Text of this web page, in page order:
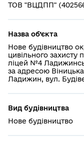
ТОВ "ВЦДПП"
Назва об’єкта
Нове будівництво
цивільного захисту
ліцей №4
за адресою
Ладижин, вул.
Вид будівництва
Нове будівництво